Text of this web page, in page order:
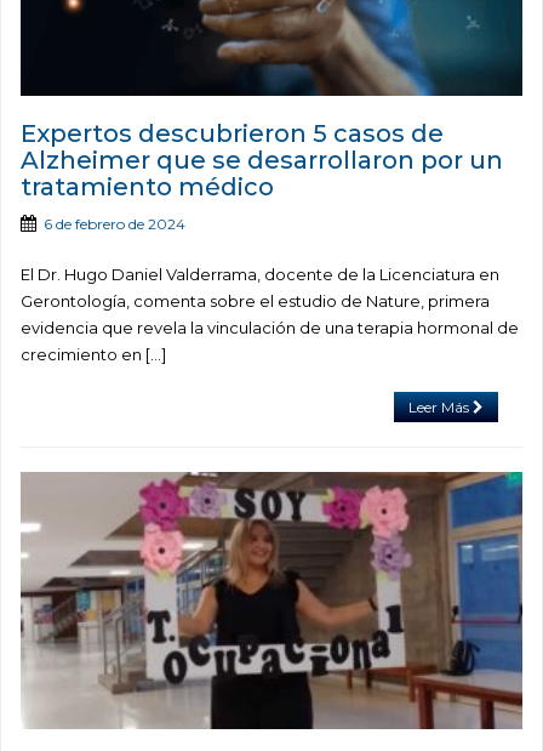
Expertos descubrieron 5 casos de
Alzheimer que se desarrollaron por un
tratamiento médico
6 de febrero de 2024
El Dr. Hugo Daniel Valderrama, docente de la Licenciatura en
Gerontología, comenta sobre el estudio de Nature, primera
evidencia que revela la vinculación de una terapia hormonal de
crecimiento en […]
Leer Más